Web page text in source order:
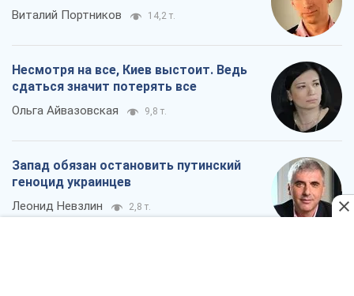
Виталий Портников 14,2 т.
Несмотря на все, Киев выстоит. Ведь
сдаться значит потерять все
Ольга Айвазовская 9,8 т.
Запад обязан остановить путинский
геноцид украинцев
Леонид Невзлин 2,8 т.